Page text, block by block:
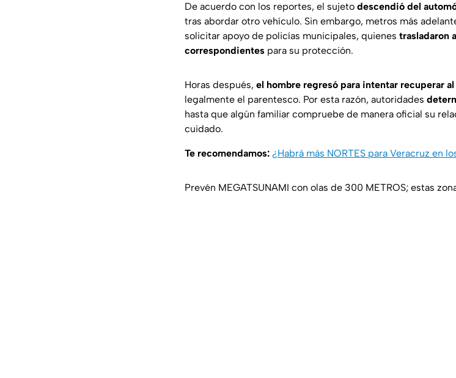
De acuerdo con los reportes, el sujeto descendió del
tras abordar otro vehículo. Sin embargo, metros más
solicitar apoyo de policías municipales, quienes trasladaron
correspondientes para su protección.
Horas después, el hombre regresó para intentar recuperar
legalmente el parentesco. Por esta razón, autoridades
hasta que algún familiar compruebe de manera oficial su
cuidado.
Te recomendamos: ¿Habrá más NORTES para Veracruz en
Prevén MEGATSUNAMI con olas de 300 METROS; estas